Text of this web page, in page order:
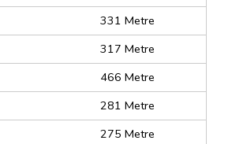
331 Metre
317 Metre
466 Metre
281 Metre
275 Metre